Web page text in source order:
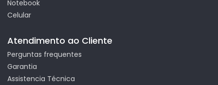
Notebook
Celular
Atendimento ao Cliente
Perguntas frequentes
Garantia
Assistencia Técnica